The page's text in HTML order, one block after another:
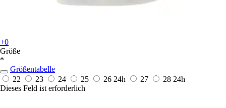
+0
Größe
*
Größentabelle
22
23 24 25 26 24h 27 28 24h
Dieses Feld ist erforderlich